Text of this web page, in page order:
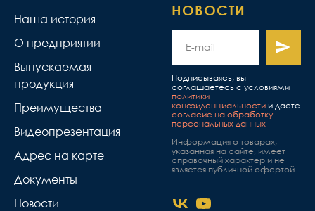
Наша история
О предприятии
Выпускаемая
продукция
Преимущества
Видеопрезентация
Адрес на карте
Документы
Новости
НОВОСТИ
Подписываясь, вы
соглашаетесь с условиями
политики
конфиденциальности и даете
согласие на обработку
персональных данных
Информация о товарах,
указанная на сайте, имеет
справочный характер и не
является публичной офертой.